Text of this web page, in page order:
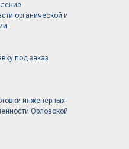
органической и
под заказ
инженерных
Орловской